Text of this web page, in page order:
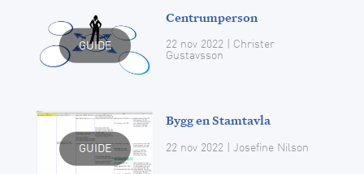
GUIDE
Centrumperson
22 nov 2022 | Christer
Gustavsson
GUIDE
Bygg en Stamtavla
22 nov 2022 | Josefine Nilson